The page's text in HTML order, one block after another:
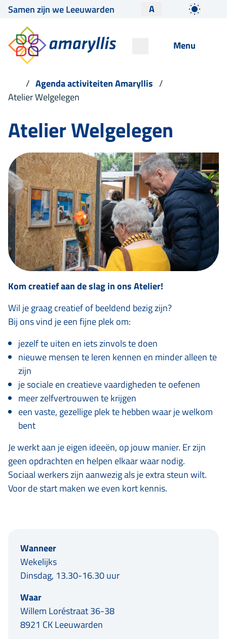
Samen zijn we Leeuwarden A
Menu
Agenda activiteiten Amaryllis
Atelier Welgelegen
Atelier Welgelegen
Kom creatief aan de slag in ons Atelier!
Wil je graag creatief of beeldend bezig zijn?
Bij ons vind je een fijne plek om:
jezelf te uiten en iets zinvols te doen
nieuwe mensen te leren kennen en minder alleen te
zijn
je sociale en creatieve vaardigheden te oefenen
meer zelfvertrouwen te krijgen
een vaste, gezellige plek te hebben waar je welkom
bent
Je werkt aan je eigen ideeën, op jouw manier. Er zijn
geen opdrachten en helpen elkaar waar nodig.
Sociaal werkers zijn aanwezig als je extra steun wilt.
Voor de start maken we even kort kennis.
Wanneer
Wekelijks
Dinsdag, 13.30-16.30 uur
Waar
Willem Loréstraat 36-38
8921 CK Leeuwarden